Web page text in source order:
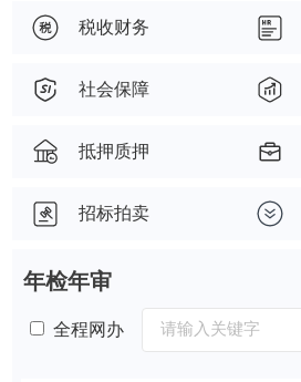
税收财务
社会保障
抵押质押
招标拍卖
年检年审
全程网办